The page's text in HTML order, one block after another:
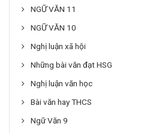
NGỮ VĂN 11
NGỮ VĂN 10
Nghị luận xã hội
Những bài văn đạt HSG
Nghị luận văn học
Bài văn hay THCS
Ngữ Văn 9